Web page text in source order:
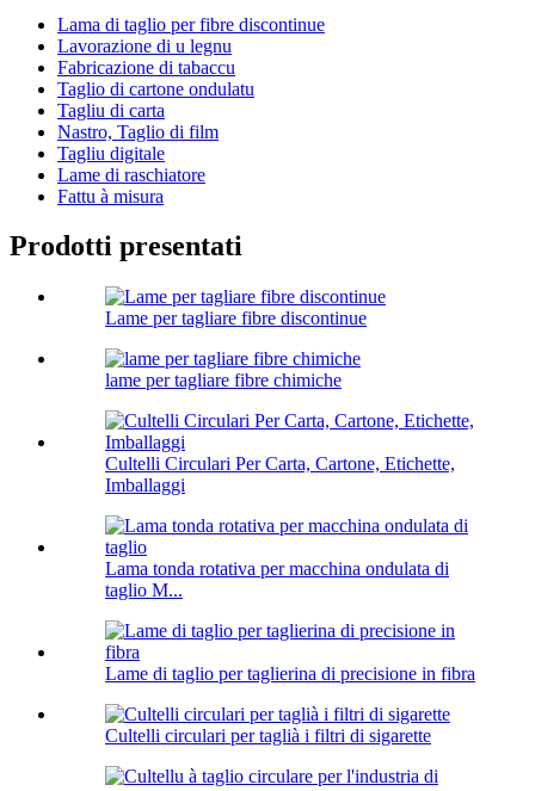
Lama di taglio per fibre discontinue
Lavorazione di u legnu
Fabricazione di tabaccu
Taglio di cartone ondulatu
Tagliu di carta
Nastro, Taglio di film
Tagliu digitale
Lame di raschiatore
Fattu à misura
Prodotti presentati
Lame per tagliare fibre discontinue
lame per tagliare fibre chimiche
Cultelli Circulari Per Carta, Cartone, Etichette,
Imballaggi
Lama tonda rotativa per macchina ondulata di
taglio M...
Lame di taglio per taglierina di precisione in fibra
Cultelli circulari per taglià i filtri di sigarette